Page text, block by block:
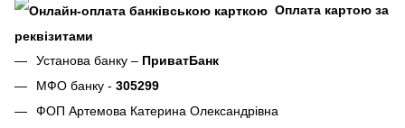
Оплата картою за
реквізитами
Установа банку – ПриватБанк
МФО банку - 305299
ФОП Артемова Катерина Олександрівна